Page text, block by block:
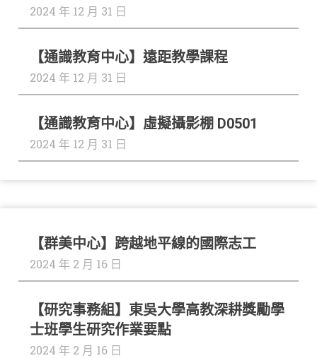
2024 年 12 月 31 日
【通識教育中心】遠距教學課程
2024 年 12 月 31 日
【通識教育中心】虛擬攝影棚 D0501
2024 年 12 月 31 日
責
查
看
更
➔
【群美中心】跨越地平線的國際志工
2024 年 2 月 16 日
【研究事務組】東吳大學高教深耕獎勵學
士班學生研究作業要點
2024 年 2 月 16 日